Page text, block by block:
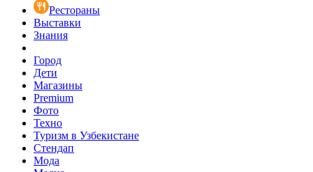
Рестораны
Выставки
Знания
Город
Дети
Магазины
Premium
Фото
Техно
Туризм в Узбекистане
Стендап
Мода